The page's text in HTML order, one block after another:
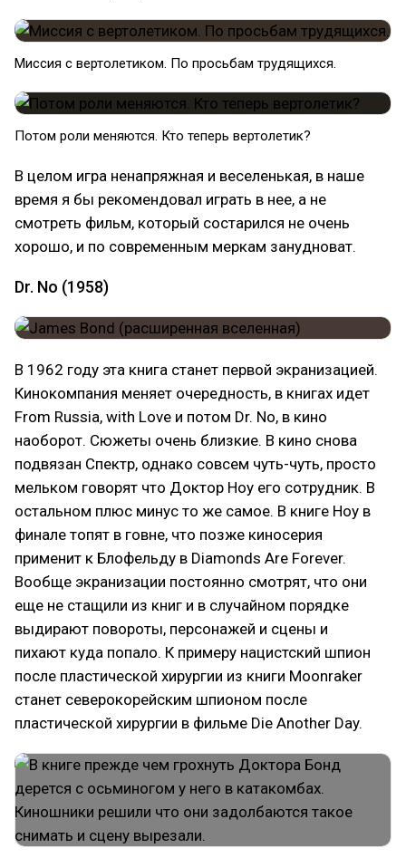
Миссия с вертолетиком. По просьбам трудящихся.
Потом роли меняются. Кто теперь вертолетик?
В целом игра ненапряжная и веселенькая, в наше
время я бы рекомендовал играть в нее, а не
смотреть фильм, который состарился не очень
хорошо, и по современным меркам занудноват.
Dr. No (1958)
В 1962 году эта книга станет первой экранизацией.
Кинокомпания меняет очередность, в книгах идет
From Russia, with Love и потом Dr. No, в кино
наоборот. Сюжеты очень близкие. В кино снова
подвязан Спектр, однако совсем чуть-чуть, просто
мельком говорят что Доктор Ноу его сотрудник. В
остальном плюс минус то же самое. В книге Ноу в
финале топят в говне, что позже киносерия
применит к Блофельду в Diamonds Are Forever.
Вообще экранизации постоянно смотрят, что они
еще не стащили из книг и в случайном порядке
выдирают повороты, персонажей и сцены и
пихают куда попало. К примеру нацистский шпион
после пластической хирургии из книги Moonraker
станет северокорейским шпионом после
пластической хирургии в фильме Die Another Day.